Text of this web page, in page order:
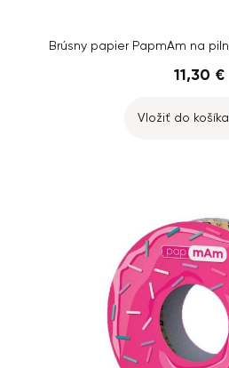
11,30 €
Vložiť do košíka